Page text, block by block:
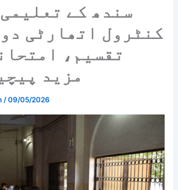
سندھ کے
کنٹرول اتھارٹی
تقسیم،
مزید
/09/05/2026